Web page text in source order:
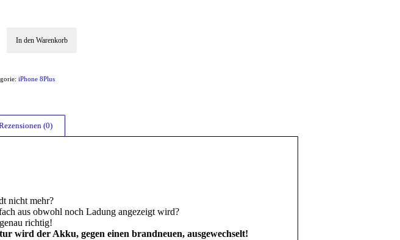
In den Warenkorb
iPhone 8Plus
(0)
nicht mehr?
aus obwohl noch Ladung angezeigt wird?
richtig!
wird der Akku, gegen einen brandneuen, ausgewechselt!